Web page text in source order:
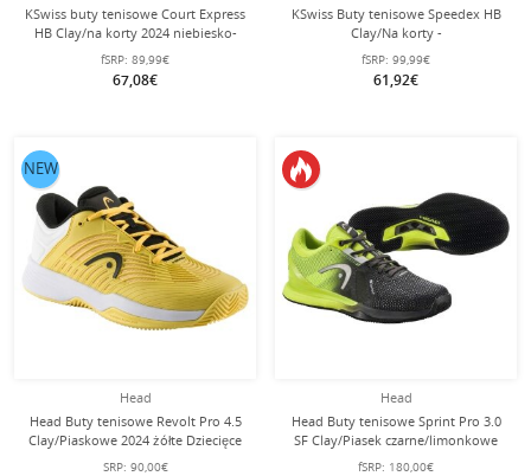
KSwiss buty tenisowe Court Express
HB Clay/na korty 2024 niebiesko-
zielone/białe męskie
fSRP: 89,99€
67,08€
KSwiss Buty tenisowe Speedex HB
Clay/Na korty -
biały/szary/limonkowy dla kobiet
fSRP: 99,99€
61,92€
Head
Head Buty tenisowe Revolt Pro 4.5
Clay/Piaskowe 2024 żółte Dziecięce
SRP: 90,00€
NEW
Head
Head Buty tenisowe Sprint Pro 3.0
SF Clay/Piasek czarne/limonkowe
damskie
fSRP: 180,00€